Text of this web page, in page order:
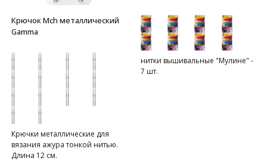
Крючок Mch металлический
Gamma
Крючки металлические для
вязания ажура тонкой нитью.
Длина 12 см.
нитки вышивальные "Мулине" -
7 шт.